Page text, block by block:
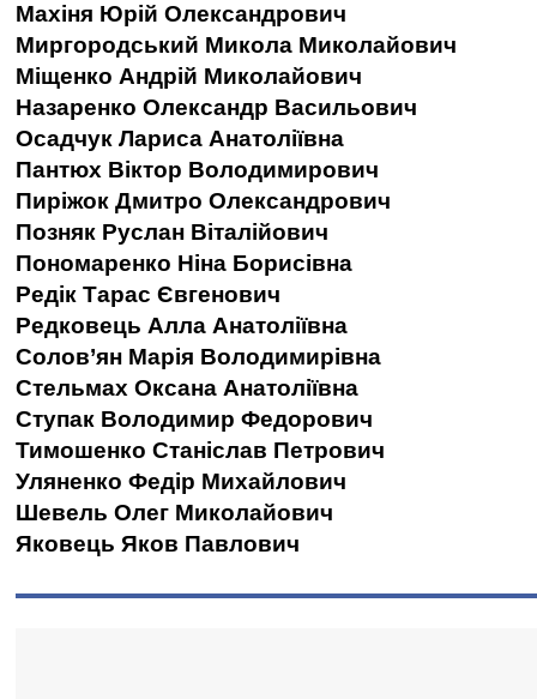
Махіня Юрій Олександрович
Миргородський Микола Миколайович
Міщенко Андрій Миколайович
Назаренко Олександр Васильович
Осадчук Лариса Анатоліївна
Пантюх Віктор Володимирович
Пиріжок Дмитро Олександрович
Позняк Руслан Віталійович
Пономаренко Ніна Борисівна
Редік Тарас Євгенович
Редковець Алла Анатоліївна
Солов’ян Марія Володимирівна
Стельмах Оксана Анатоліївна
Ступак Володимир Федорович
Тимошенко Станіслав Петрович
Уляненко Федір Михайлович
Шевель Олег Миколайович
Яковець Яков Павлович